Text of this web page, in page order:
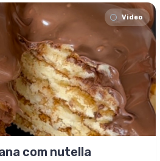
Video
com nutella